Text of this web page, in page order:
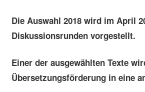
Die Auswahl 2018 wird im April
Diskussionsrunden vorgestellt.
Einer der ausgewählten Texte
Übersetzungsförderung in eine